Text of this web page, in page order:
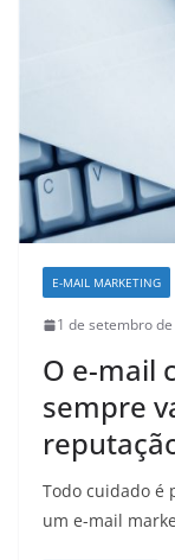
E-MAIL MARKETING
1 de setembro
O e-mail
sempre
Todo cuidado é
um e-mail